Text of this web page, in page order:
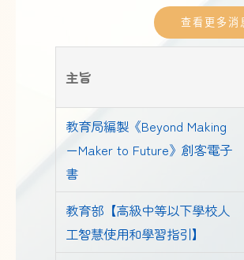
查看更多消
主旨
教育局編製《Beyond Making
－Maker to Future》創客電子
書
教育部【高級中等以下學校人
工智慧使用和學習指引】